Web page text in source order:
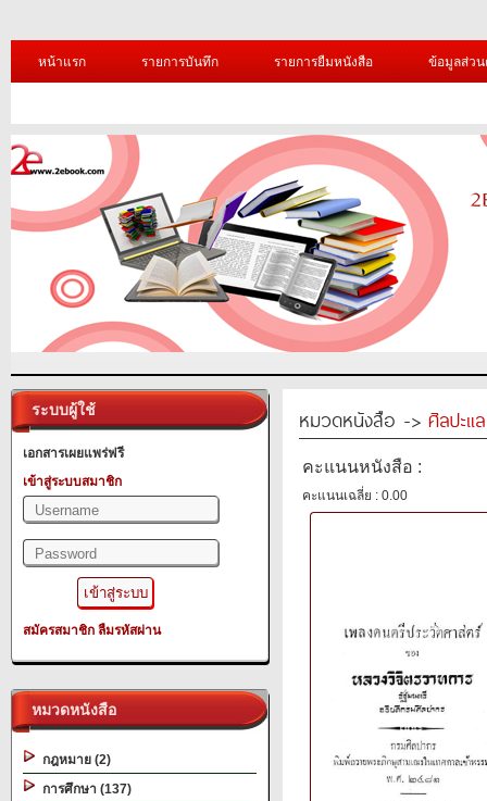
หน้าแรก รายการบันทึก รายการยืมหนังสือ ข้อมูลส่ว
ระบบผู้ใช้
เอกสารเผยแพร่ฟรี
เข้าสู่ระบบสมาชิก
สมัครสมาชิก ลืมรหัสผ่าน
หมวดหนังสือ
กฎหมาย (2)
การศึกษา (137)
หมวดหนังสือ -> ศิลปะแ
คะแนนหนังสือ :
คะแนนเฉลี่ย : 0.00